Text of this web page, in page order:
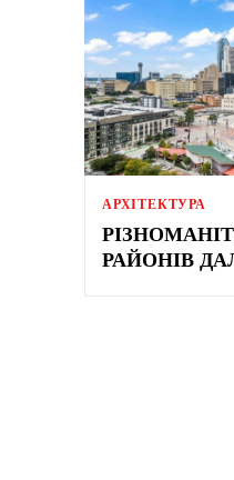
АРХІТЕКТУРА
РАЙОНІВ